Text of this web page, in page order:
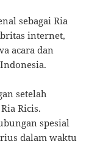
sebagai Ria
internet,
acara dan
setelah
Ricis.
spesial
dalam waktu